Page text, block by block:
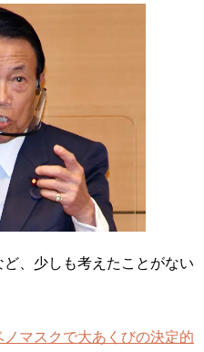
、少しも考えたことがない
ノマスクで大あくびの決定的